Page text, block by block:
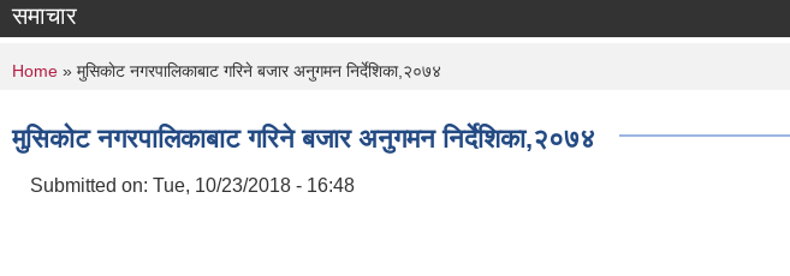
समाचार
You are here
Home » मुसिकाेट नगरपालिकाबाट गरिने बजार अनुगमन निर्देशिका,२०७४
मुसिकाेट नगरपालिकाबाट गरिने बजार अनुगमन निर्देशिका,२०७४
Submitted on: Tue, 10/23/2018 - 16:48